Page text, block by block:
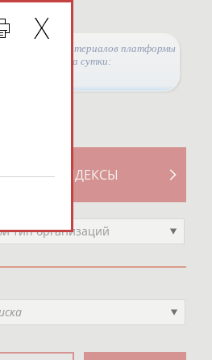
Просмотры материалов платформы
за сутки:
ИНДЕКСЫ
тип организаций